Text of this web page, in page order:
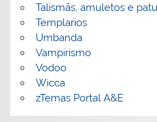
Talismãs, amuletos e
Templarios
Umbanda
Vampirismo
Vodoo
Wicca
zTemas Portal A&E